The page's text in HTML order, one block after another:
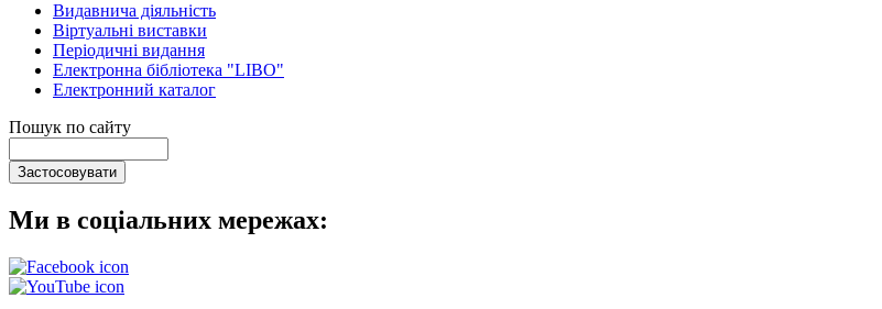
Видавнича діяльність
Віртуальні виставки
Періодичні видання
Електронна бібліотека "LIBO"
Електронний каталог
Пошук по сайту
Ми в соціальних мережах: